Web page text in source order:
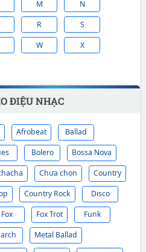
Quang Dũng
Dunghoangpham Ballad
Bằng Kiều Twist
M
N
R
S
W
X
ĐIỆU NHẠC
Afrobeat
Ballad
Bolero
Bossa Nova
Chưa chọn
Country
Country Rock
Disco
Fox Fox Trot
Funk
Metal Ballad